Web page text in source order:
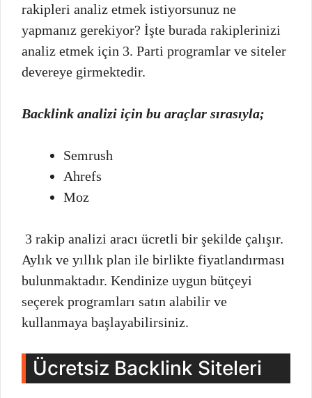
rakipleri analiz etmek istiyorsunuz ne
yapmanız gerekiyor? İşte burada rakiplerinizi
analiz etmek için 3. Parti programlar ve siteler
devereye girmektedir.
Backlink analizi için bu araçlar sırasıyla;
Semrush
Ahrefs
Moz
3 rakip analizi aracı ücretli bir şekilde çalışır.
Aylık ve yıllık plan ile birlikte fiyatlandırması
bulunmaktadır. Kendinize uygun bütçeyi
seçerek programları satın alabilir ve
kullanmaya başlayabilirsiniz.
Ücretsiz Backlink Siteleri